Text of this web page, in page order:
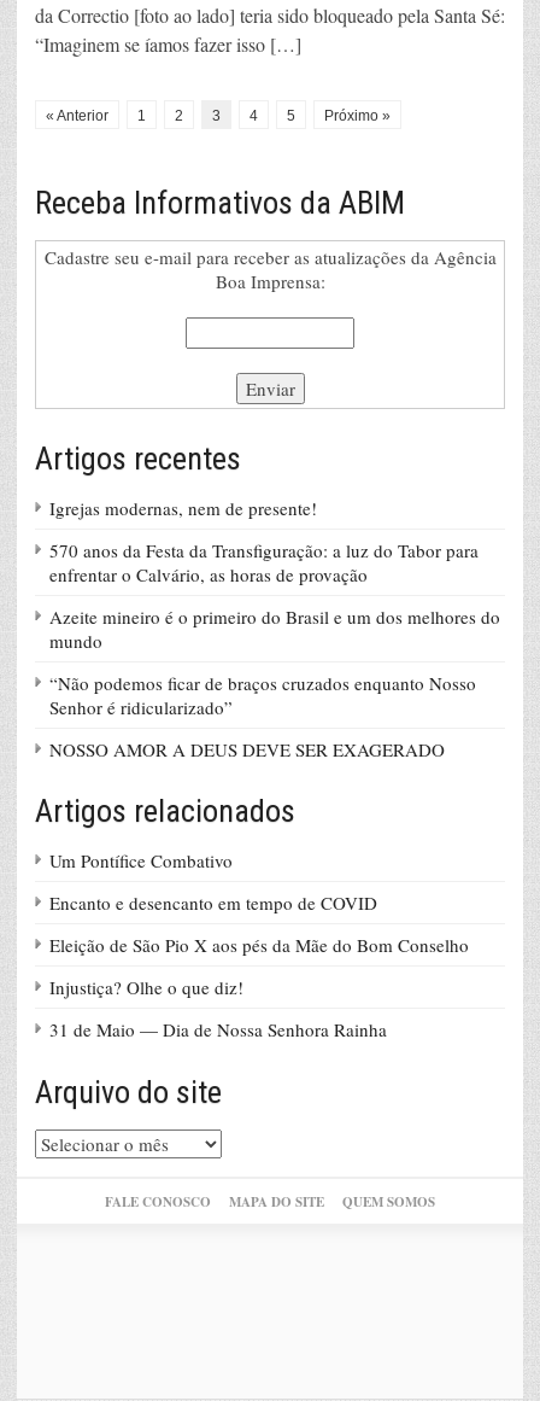
da Correctio [foto ao lado] teria sido bloqueado pela Santa Sé:
“Imaginem se íamos fazer isso […]
« Anterior 1 2 3 4 5 Próximo »
Receba Informativos da ABIM
Cadastre seu e-mail para receber as atualizações da Agência
Boa Imprensa:
Artigos recentes
Igrejas modernas, nem de presente!
570 anos da Festa da Transfiguração: a luz do Tabor para
enfrentar o Calvário, as horas de provação
Azeite mineiro é o primeiro do Brasil e um dos melhores do
mundo
“Não podemos ficar de braços cruzados enquanto Nosso
Senhor é ridicularizado”
NOSSO AMOR A DEUS DEVE SER EXAGERADO
Artigos relacionados
Um Pontífice Combativo
Encanto e desencanto em tempo de COVID
Eleição de São Pio X aos pés da Mãe do Bom Conselho
Injustiça? Olhe o que diz!
31 de Maio — Dia de Nossa Senhora Rainha
Arquivo do site
Arquivo
do
FALE CONOSCO MAPA DO SITE QUEM SOMOS